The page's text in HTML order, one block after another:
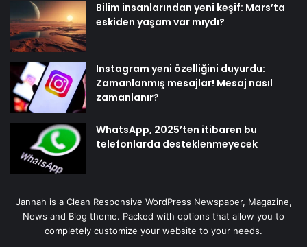
Bilim insanlarından yeni keşif: Mars’ta
eskiden yaşam var mıydı?
Instagram yeni özelliğini duyurdu:
Zamanlanmış mesajlar! Mesaj nasıl
zamanlanır?
WhatsApp, 2025’ten itibaren bu
telefonlarda desteklenmeyecek
Jannah is a Clean Responsive WordPress Newspaper, Magazine,
News and Blog theme. Packed with options that allow you to
completely customize your website to your needs.